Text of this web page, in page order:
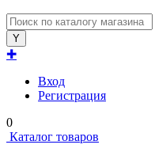
✚
Вход
Регистрация
0
Каталог товаров